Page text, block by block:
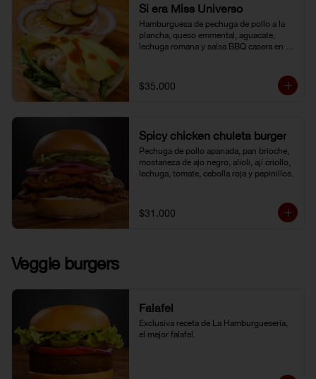
Si era Miss Universo
Hamburguesa de pechuga de pollo a la
plancha, queso emmental, aguacate,
lechuga romana y salsa BBQ casera en
$35.000
Spicy chicken chuleta burger
Pechuga de pollo apanada, pan brioche,
mostaneza de ajo negro, alioli, ají criollo,
lechuga, tomate, cebolla roja y pepinillos.
$31.000
Veggie burgers
Falafel
Exclusiva receta de La Hamburguesería,
el mejor falafel.